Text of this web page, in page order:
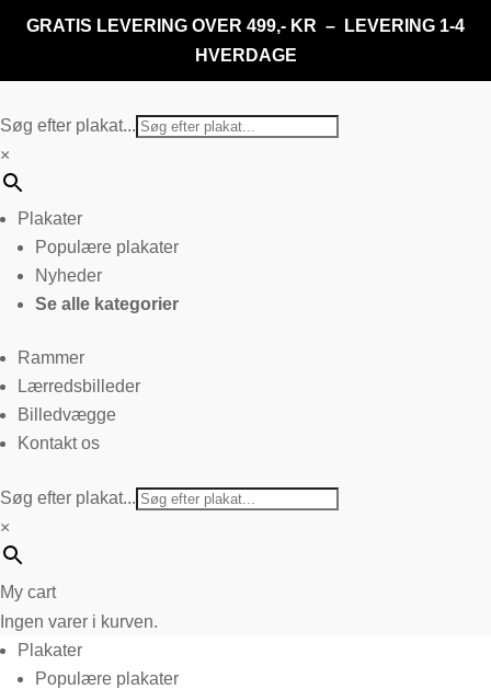
GRATIS LEVERING OVER 499,- KR – LEVERING 1-4
HVERDAGE
Søg efter plakat...
×
Plakater
Populære plakater
Nyheder
Se alle kategorier
Rammer
Lærredsbilleder
Billedvægge
Kontakt os
Søg efter plakat...
×
My cart
Ingen varer i kurven.
Plakater
Populære plakater